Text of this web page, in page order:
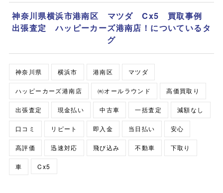
神奈川県横浜市港南区 マツダ Cx5 買取事例
出張査定 ハッピーカーズ港南店！についているタ
グ
神奈川県 横浜市 港南区 マツダ
ハッピーカーズ港南店 ㈲オールラウンド 高価買取り
出張査定 現金払い 中古車 一括査定 減額なし
口コミ リピート 即入金 当日払い 安心
高評価 迅速対応 飛び込み 不動車 下取り
車 Cx5